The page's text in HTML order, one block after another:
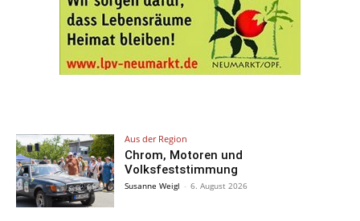
Aus der Region
Chrom, Motoren und
Volksfeststimmung
Susanne Weigl - 6. August 2026